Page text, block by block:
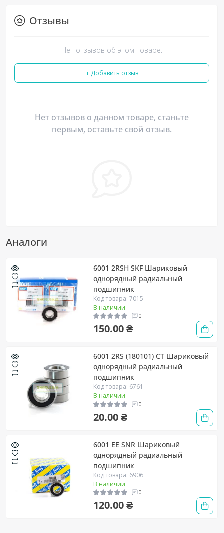
Отзывы
Нет отзывов об этом товаре.
+ Добавить отзыв
Нет отзывов о данном товаре, станьте
первым, оставьте свой отзыв.
Аналоги
6001 2RSH SKF Шариковый
однорядный радиальный
подшипник
Код товара: 7015
В наличии
0
150.00 ₴
6001 2RS (180101) CT Шариковый
однорядный радиальный
подшипник
Код товара: 6761
В наличии
0
20.00 ₴
6001 EE SNR Шариковый
однорядный радиальный
подшипник
Код товара: 6906
В наличии
0
120.00 ₴